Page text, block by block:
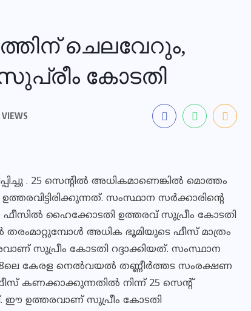
ചെലവേറും,
സുപ്രീം കോടതി
VIEWS
. 25 സെന്റിൽ അധികമാണെങ്കിൽ മൊത്തം
സംസ്ഥാന സർക്കാരിന്റെ
ഫീസിൽ ഹൈക്കോടതി ഉത്തരവ് സുപ്രീം കോടതി
അധിക ഭൂമിയുടെ ഫീസ് മാത്രം
സുപ്രീം കോടതി റദ്ദാക്കിയത്. സംസ്ഥാന
കേരള നെൽവയൽ തണ്ണീർത്തട സംരക്ഷണ
കണക്കാക്കുന്നതിൽ നിന്ന് 25 സെന്റ്
ഈ ഉത്തരവാണ് സുപ്രീം കോടതി